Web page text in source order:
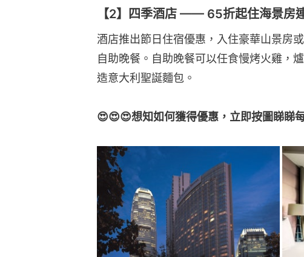
【2】四季酒店 —— 65折起住海景房
酒店推出節日住宿優惠，入住豪華山景房
自助晚餐。自助晚餐可以任食慢烤火雞，
造意大利聖誕麵包。
😍😍😍想知如何獲得優惠，立即按圖睇睇